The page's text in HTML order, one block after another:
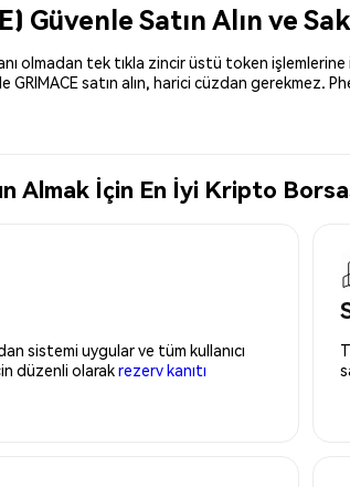
Güvenle Satın Alın ve
olmadan tek tıkla zincir üstü token işlemlerine
satın alın, harici cüzdan gerekmez.
Almak İçin En İyi Kripto
sistemi uygular ve tüm kullanıcı
düzenli olarakrezerv kanıtı